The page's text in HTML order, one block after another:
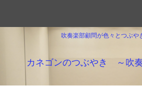
吹奏楽部顧問が色々とつぶや
カネゴンのつぶやき ～吹